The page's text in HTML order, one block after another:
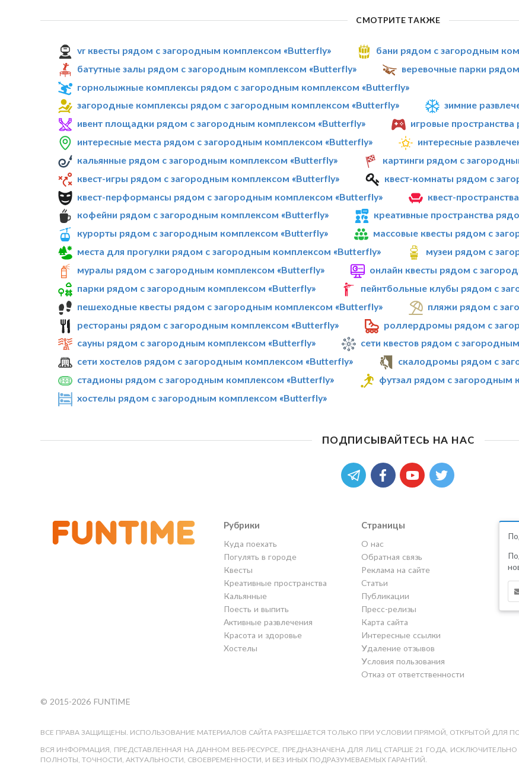
СМОТРИТЕ ТАКЖЕ
vr квесты рядом с загородным комплексом «Butterfly»
бани рядом с загородным
батутные залы рядом с загородным комплексом «Butterfly»
веревочные парки
горнолыжные комплексы рядом с загородным комплексом «Butterfly»
загородные комплексы рядом с загородным комплексом «Butterfly»
зимние
ивент площадки рядом с загородным комплексом «Butterfly»
игровые
интересные места рядом с загородным комплексом «Butterfly»
интересные
кальянные рядом с загородным комплексом «Butterfly»
картинги рядом с
квест-игры рядом с загородным комплексом «Butterfly»
квест-комнаты рядом с
квест-перформансы рядом с загородным комплексом «Butterfly»
квест-
кофейни рядом с загородным комплексом «Butterfly»
креативные пространства
курорты рядом с загородным комплексом «Butterfly»
массовые квесты рядом с
места для прогулки рядом с загородным комплексом «Butterfly»
музеи рядом с
муралы рядом с загородным комплексом «Butterfly»
онлайн квесты рядом с
парки рядом с загородным комплексом «Butterfly»
пейнтбольные клубы рядом с
пешеходные квесты рядом с загородным комплексом «Butterfly»
пляжи рядом с
рестораны рядом с загородным комплексом «Butterfly»
роллердромы рядом с
сауны рядом с загородным комплексом «Butterfly»
сети квестов рядом с
сети хостелов рядом с загородным комплексом «Butterfly»
скалодромы рядом с
стадионы рядом с загородным комплексом «Butterfly»
футзал рядом с загородным
хостелы рядом с загородным комплексом «Butterfly»
ПОДПИСЫВАЙТЕСЬ НА НАС
Рубрики
Куда поехать
Погулять в городе
Квесты
Креативные пространства
Кальянные
Поесть и выпить
Активные развлечения
Красота и здоровье
Хостелы
Страницы
О нас
Обратная связь
Реклама на сайте
Статьи
Публикации
Пресс-релизы
Карта сайта
Интересные ссылки
Удаление отзывов
Условия пользования
Отказ от ответственности
© 2015-2026 FUNTIME
ВСЕ ПРАВА ЗАЩИЩЕНЫ. ИСПОЛЬЗОВАНИЕ МАТЕРИАЛОВ САЙТА РАЗРЕШАЕТСЯ ТОЛЬКО ПРИ УСЛОВИИ ПРЯМОЙ, ОТКРЫТОЙ ДЛЯ
ВСЯ ИНФОРМАЦИЯ, ПРЕДСТАВЛЕННАЯ НА ДАННОМ ВЕБ-РЕСУРСЕ, ПРЕДНАЗНАЧЕНА ДЛЯ ЛИЦ СТАРШЕ 21 ГОДА,
ПОЛНОТЫ, ТОЧНОСТИ, АКТУАЛЬНОСТИ, СВОЕВРЕМЕННОСТИ, И БЕЗ ИНЫХ ПОДРАЗУМЕВАЕМЫХ ГАРАНТИЙ.